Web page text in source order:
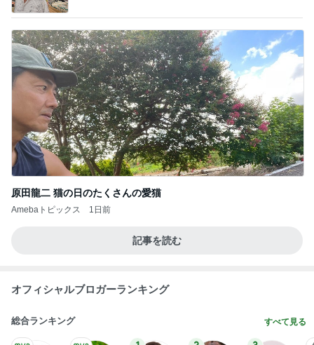
原田龍二 猫の日のたくさんの愛猫
Amebaトピックス 1日前
記事を読む
オフィシャルブロガーランキング
総合ランキング すべて見る
1 2 3